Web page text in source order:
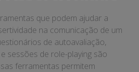
que podem ajudar a
na comunicação de um
de autoavaliação,
sessões de role-playing são
ferramentas permitem